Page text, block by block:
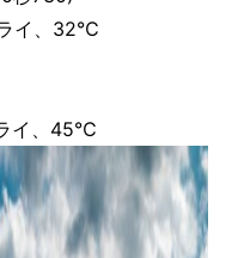
イ、32℃
イ、45℃